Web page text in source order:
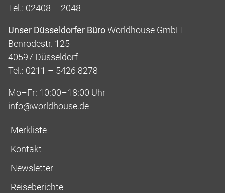
Tel.: 02408 – 2048
Unser Düsseldorfer BüroWorldhouse GmbH
Benrodestr. 125
40597 Düsseldorf
Tel.: 0211 – 5426 8278
Mo–Fr: 10:00–18:00 Uhr
info@worldhouse.de
Merkliste
Kontakt
Newsletter
Reiseberichte